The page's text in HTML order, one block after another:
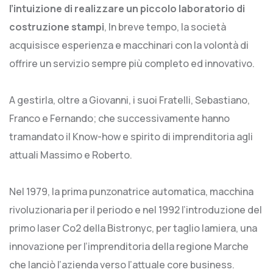
l’intuizione di realizzare un piccolo laboratorio di
costruzione stampi, In breve tempo, la società
acquisisce esperienza e macchinari con la volontà di
offrire un servizio sempre più completo ed innovativo.
A gestirla, oltre a Giovanni, i suoi Fratelli, Sebastiano,
Franco e Fernando; che successivamente hanno
tramandato il Know-how e spirito di imprenditoria agli
attuali Massimo e Roberto.
Nel 1979, la prima punzonatrice automatica, macchina
rivoluzionaria per il periodo e nel 1992 l’introduzione del
primo laser Co2 della Bistronyc, per taglio lamiera, una
innovazione per l’imprenditoria della regione Marche
che lanciò l’azienda verso l’attuale core business.